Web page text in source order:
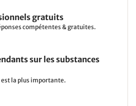
gratuits
compétentes & gratuites.
sur les substances
est la plus importante.